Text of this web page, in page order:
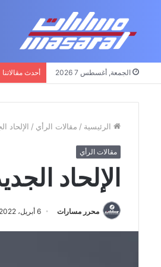
الجمعة, أغسطس 7 2026 أحدث مقالاتنا
الرئيسية / مقالات الرأي / الإلحاد
مقالات الرأي
الإلحاد
محرر مسارات 6 أبريل، 2022